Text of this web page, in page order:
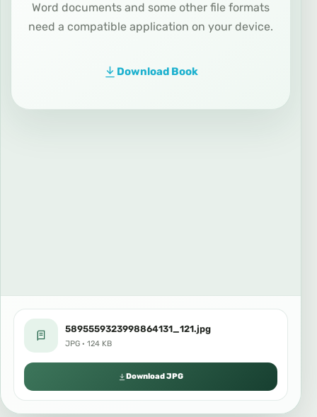
Word documents and some other file formats
need a compatible application on your device.
Download Book
5895559323998864131_121.jpg
JPG · 124 KB
Download JPG